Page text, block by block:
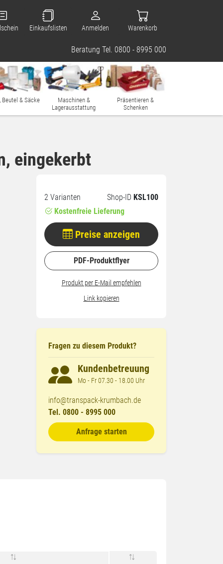
Einkaufslisten Anmelden Warenkorb
Beratung Tel. 0800 - 8995 000
Beutel & Säcke
Maschinen &
Lagerausstattung
Präsentieren &
Schenken
eingekerbt
2 Varianten Shop-ID KSL100
Kostenfreie Lieferung
Preise anzeigen
PDF-Produktflyer
Produkt per E-Mail empfehlen
Link kopieren
Fragen zu diesem Produkt?
Kundenbetreuung
Mo - Fr 07.30 - 18.00 Uhr
info@transpack-krumbach.de
Tel. 0800 - 8995 000
Anfrage starten